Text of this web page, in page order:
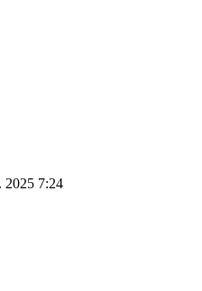
2025 7:24